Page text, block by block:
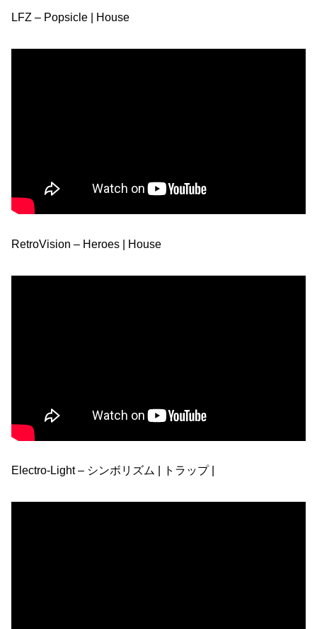
LFZ – Popsicle | House
RetroVision – Heroes | House
Electro-Light – シンボリズム | トラップ |